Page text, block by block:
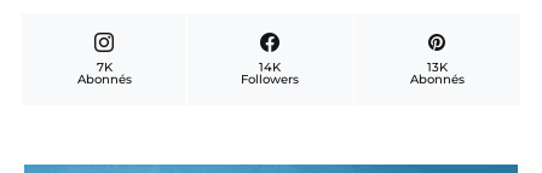
7K
Abonnés
14K
Followers
13K
Abonnés